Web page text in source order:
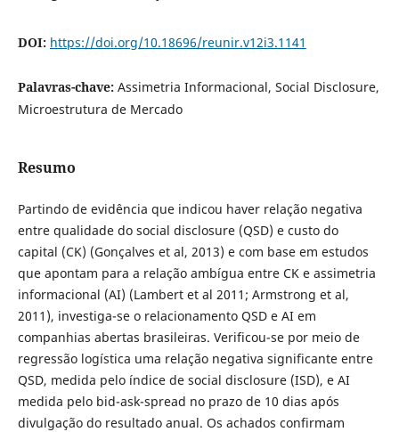
DOI: https://doi.org/10.18696/reunir.v12i3.1141
Palavras-chave: Assimetria Informacional, Social Disclosure,
Microestrutura de Mercado
Resumo
Partindo de evidência que indicou haver relação negativa
entre qualidade do social disclosure (QSD) e custo do
capital (CK) (Gonçalves et al, 2013) e com base em estudos
que apontam para a relação ambígua entre CK e assimetria
informacional (AI) (Lambert et al 2011; Armstrong et al,
2011), investiga-se o relacionamento QSD e AI em
companhias abertas brasileiras. Verificou-se por meio de
regressão logística uma relação negativa significante entre
QSD, medida pelo índice de social disclosure (ISD), e AI
medida pelo bid-ask-spread no prazo de 10 dias após
divulgação do resultado anual. Os achados confirmam